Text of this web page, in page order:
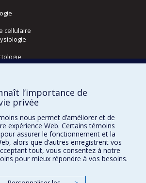
cellulaire
et médecine nucléaire
l’importance de
privée
nous permet d’améliorer et de
expérience Web. Certains témoins
assurer le fonctionnement et la
alors que d’autres enregistrent vos
tout, vous consentez à notre
pour mieux répondre à vos besoins.